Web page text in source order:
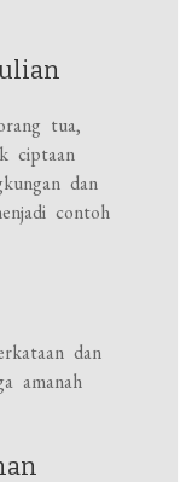
tua,
ciptaan
dan
contoh
dan
amanah